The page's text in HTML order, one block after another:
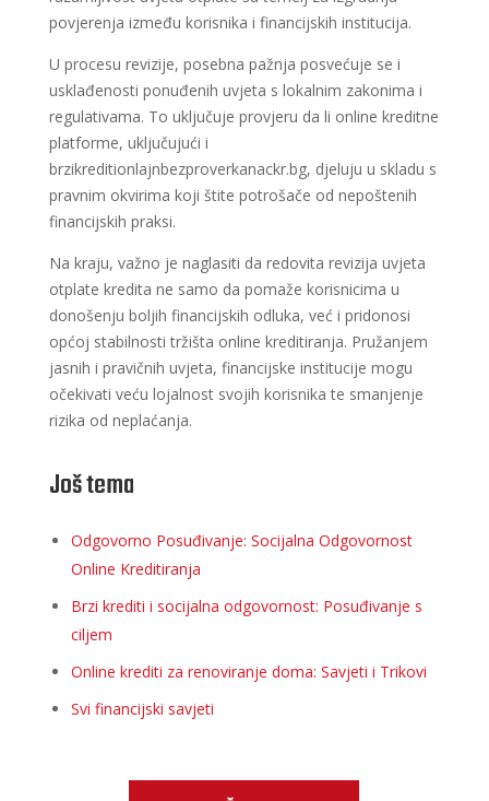
povjerenja između korisnika i financijskih institucija.
U procesu revizije, posebna pažnja posvećuje se i
usklađenosti ponuđenih uvjeta s lokalnim zakonima i
regulativama. To uključuje provjeru da li online kreditne
platforme, uključujući i
brzikreditionlajnbezproverkanackr.bg, djeluju u skladu s
pravnim okvirima koji štite potrošače od nepoštenih
financijskih praksi.
Na kraju, važno je naglasiti da redovita revizija uvjeta
otplate kredita ne samo da pomaže korisnicima u
donošenju boljih financijskih odluka, već i pridonosi
općoj stabilnosti tržišta online kreditiranja. Pružanjem
jasnih i pravičnih uvjeta, financijske institucije mogu
očekivati veću lojalnost svojih korisnika te smanjenje
rizika od neplaćanja.
Još tema
Odgovorno Posuđivanje: Socijalna Odgovornost
Online Kreditiranja
Brzi krediti i socijalna odgovornost: Posuđivanje s
ciljem
Online krediti za renoviranje doma: Savjeti i Trikovi
Svi financijski savjeti